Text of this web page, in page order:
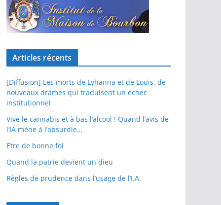
Articles récents
[Diffusion] Les morts de Lyhanna et de Louis, de
nouveaux drames qui traduisent un échec
institutionnel
Vive le cannabis et à bas l’alcool ! Quand l’avis de
l’IA mène à l’absurdie…
Etre de bonne foi
Quand la patrie devient un dieu
Règles de prudence dans l’usage de l’I.A.